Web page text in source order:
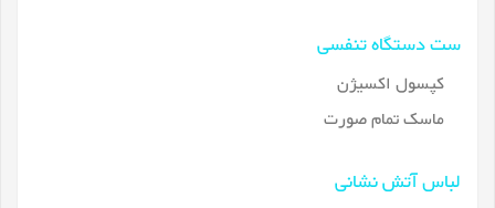
ست دستگاه تنفسی
کپسول اکسیژن
ماسک تمام صورت
لباس آتش نشانی